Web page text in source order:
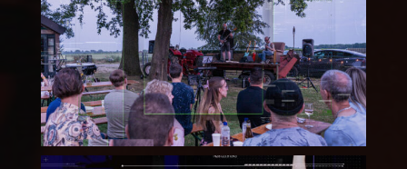
Dads United – Memorial
Party